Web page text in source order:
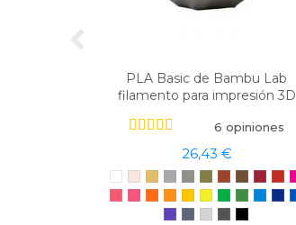
PLA Basic de Bambu Lab
filamento para impresión 3D
6 opiniones
26,43 €